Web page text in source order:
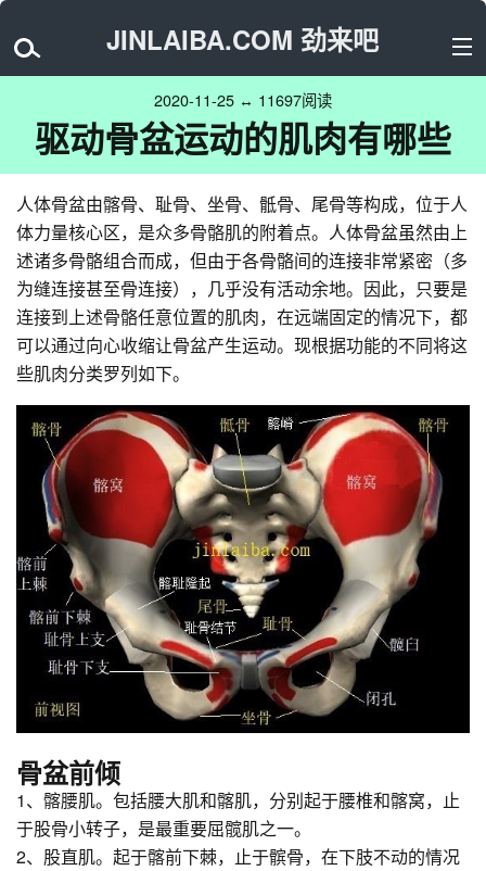
JINLAIBA.COM 劲来吧
2020-11-25 ↔ 11697阅读
驱动骨盆运动的肌肉有哪些
人体骨盆由髂骨、耻骨、坐骨、骶骨、尾骨等构成，位于人
体力量核心区，是众多骨骼肌的附着点。人体骨盆虽然由上
述诸多骨骼组合而成，但由于各骨骼间的连接非常紧密（多
为缝连接甚至骨连接），几乎没有活动余地。因此，只要是
连接到上述骨骼任意位置的肌肉，在远端固定的情况下，都
可以通过向心收缩让骨盆产生运动。现根据功能的不同将这
些肌肉分类罗列如下。
骨盆前倾
1、髂腰肌。包括腰大肌和髂肌，分别起于腰椎和髂窝，止
于股骨小转子，是最重要屈髋肌之一。
2、股直肌。起于髂前下棘，止于髌骨，在下肢不动的情况